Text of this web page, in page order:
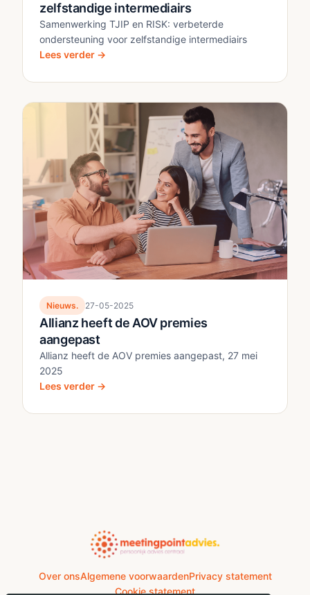
zelfstandige intermediairs
Samenwerking TJIP en RISK: verbeterde
ondersteuning voor zelfstandige intermediairs
Lees verder →
Nieuws. 27-05-2025
Allianz heeft de AOV premies
aangepast
Allianz heeft de AOV premies aangepast, 27 mei
2025
Lees verder →
Over onsAlgemene voorwaardenPrivacy statement
Cookie statement